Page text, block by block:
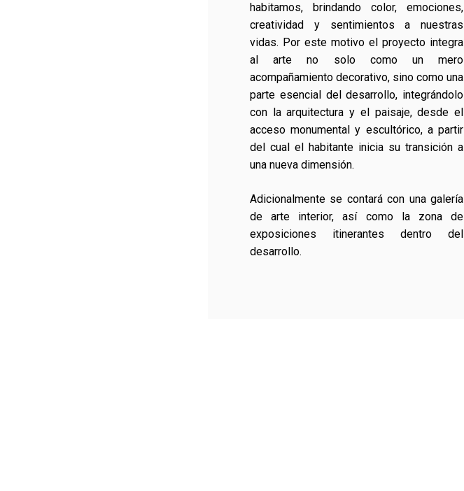
habitamos, brindando color, emociones,
creatividad y sentimientos a nuestras
vidas. Por este motivo el proyecto integra
al arte no solo como un mero
acompañamiento decorativo, sino como una
parte esencial del desarrollo, integrándolo
con la arquitectura y el paisaje, desde el
acceso monumental y escultórico, a partir
del cual el habitante inicia su transición a
una nueva dimensión.
Adicionalmente se contará con una galería
de arte interior, así como la zona de
exposiciones itinerantes dentro del
desarrollo.